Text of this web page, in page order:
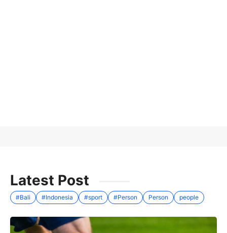
Latest Post
#Bali #Indonesia #sport #Person Person people